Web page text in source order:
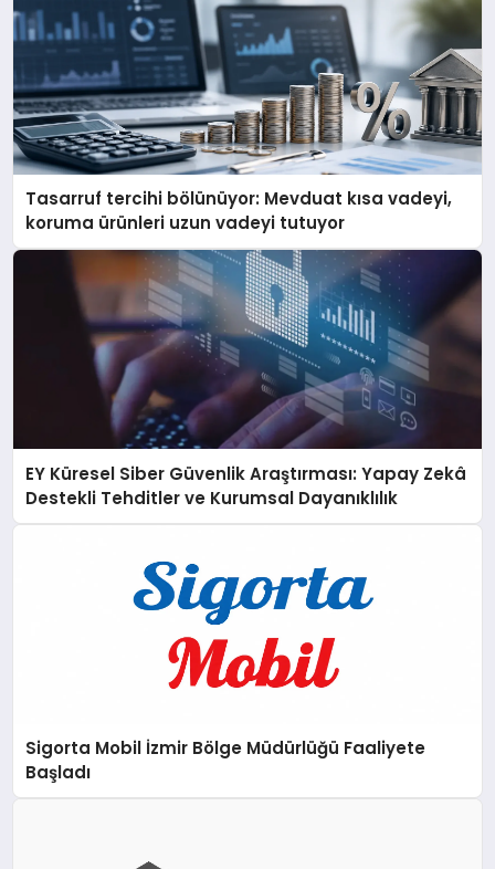
Tasarruf tercihi bölünüyor: Mevduat kısa vadeyi,
koruma ürünleri uzun vadeyi tutuyor
EY Küresel Siber Güvenlik Araştırması: Yapay Zekâ
Destekli Tehditler ve Kurumsal Dayanıklılık
Sigorta Mobil İzmir Bölge Müdürlüğü Faaliyete
Başladı